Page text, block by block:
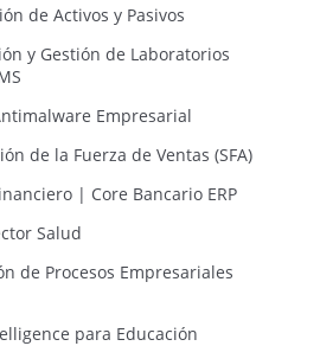
de Activos y Pasivos
y Gestión de Laboratorios
Empresarial
de la Fuerza de Ventas (SFA)
| Core Bancario ERP
Salud
de Procesos Empresariales
para Educación